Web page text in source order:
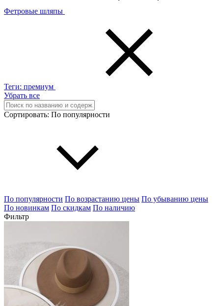
Фетровые шляпы
Теги: премиум
Убрать все
Сортировать: По популярности
По популярности По возрастанию цены По убыванию цены
По новинкам По скидкам По наличию
Фильтр